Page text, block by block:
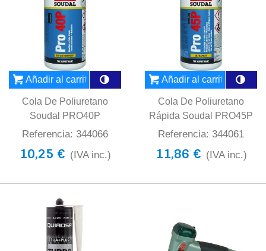
Añadir al carrito
Cola De Poliuretano
Soudal PRO40P
Referencia: 344066
10,25 € (IVA inc.)
Añadir al carrito
Cola De Poliuretano
Rápida Soudal PRO45P
Referencia: 344061
11,86 € (IVA inc.)